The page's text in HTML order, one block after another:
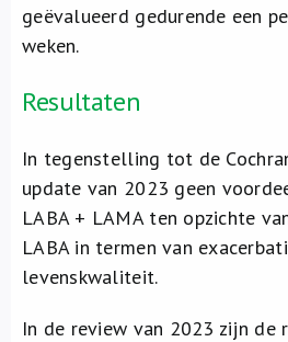
geëvalueerd gedurende een
weken.
Resultaten
In tegenstelling tot de
update van 2023 geen
LABA + LAMA ten opzichte
LABA in termen van
levenskwaliteit.
In de review van 2023 zijn